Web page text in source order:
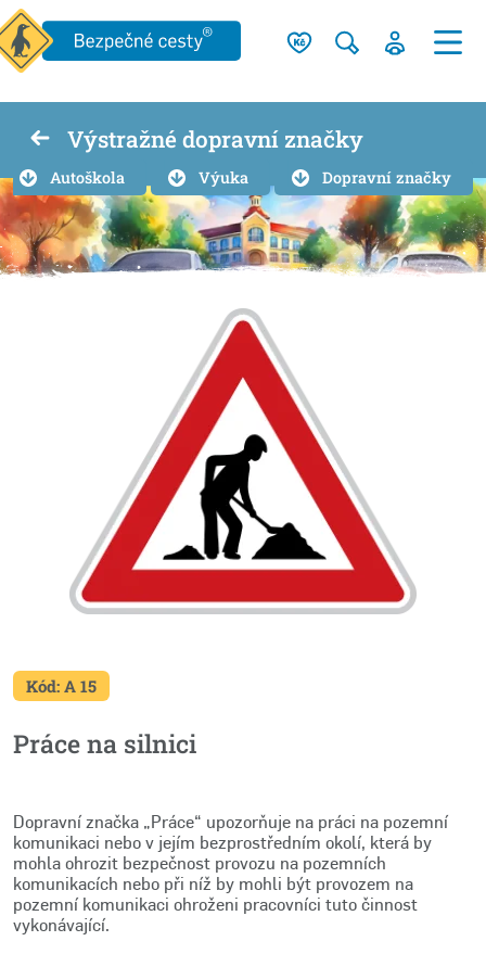
Výstražné dopravní značky
Autoškola Výuka Dopravní značky
Kód: A 15
Práce na silnici
Dopravní značka „Práce“ upozorňuje na práci na pozemní
komunikaci nebo v jejím bezprostředním okolí, která by
mohla ohrozit bezpečnost provozu na pozemních
komunikacích nebo při níž by mohli být provozem na
pozemní komunikaci ohroženi pracovníci tuto činnost
vykonávající.